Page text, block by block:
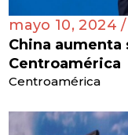
mayo 10, 2024 /
China aumenta
Centroamérica
Centroamérica